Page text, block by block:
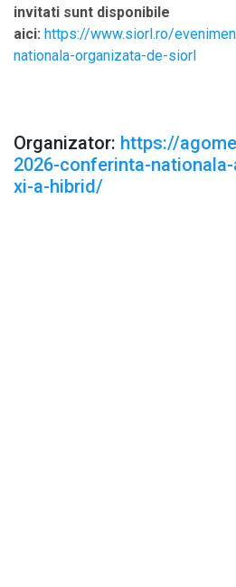
invitati sunt disponibile
aici: https://www.siorl.ro/
nationala-organizata-de-siorl
Organizator: https://
2026-conferinta-
xi-a-hibrid/